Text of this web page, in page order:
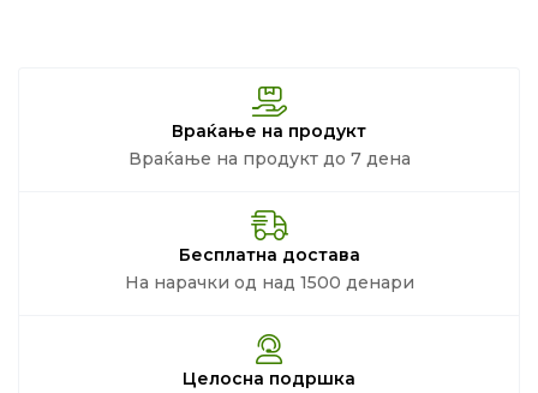
Враќање на продукт
Враќање на продукт до 7 дена
Бесплатна достава
На нарачки од над 1500 денари
Целосна подршка